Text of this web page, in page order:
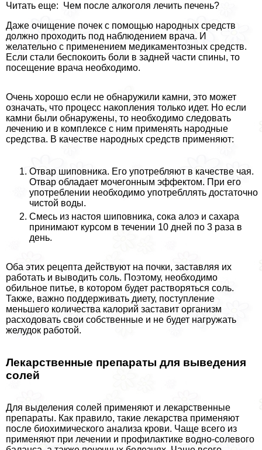
Читать еще: Чем после алкоголя лечить печень?
Даже очищение почек с помощью народных средств
должно проходить под наблюдением врача. И
желательно с применением медикаментозных средств.
Если стали беспокоить боли в задней части спины, то
посещение врача необходимо.
Очень хорошо если не обнаружили камни, это может
означать, что процесс накопления только идет. Но если
камни были обнаружены, то необходимо следовать
лечению и в комплексе с ним применять народные
средства. В качестве народных средств применяют:
Отвар шиповника. Его употрeбляют в качестве чая.
Отвар обладает мочегонным эффектом. При его
употрeблении необходимо употрeбллять достаточно
чистой воды.
Смесь из настоя шиповника, сока алоэ и сахара
принимают курсом в течении 10 дней по 3 раза в
день.
Оба этих рецепта действуют на почки, заставляя их
работать и выводить соль. Поэтому, необходимо
обильное питье, в котором будет растворяться соль.
Также, важно поддерживать диету, поступление
меньшего количества калорий заставит организм
расходовать свои собственные и не будет нагружать
желудок работой.
Лекарственные препараты для выведения
солей
Для выделения солей применяют и лекарственные
препараты. Как правило, такие лекарства применяют
после биохимического анализа крови. Чаще всего из
применяют при лечении и профилактике водно-солевого